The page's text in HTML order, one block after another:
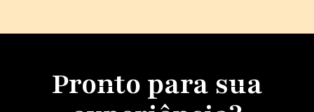
Pronto para sua